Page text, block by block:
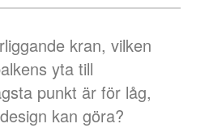
kran, vilken
yta till
punkt är för låg,
kan göra?